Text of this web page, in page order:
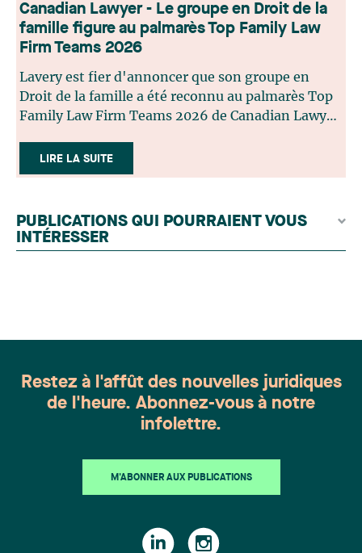
Canadian Lawyer - Le groupe en Droit de la
famille figure au palmarès Top Family Law
Firm Teams 2026
Lavery est fier d'annoncer que son groupe en
Droit de la famille a été reconnu au palmarès Top
Family Law Firm Teams 2026 de Canadian Lawyer.
sélection rigoureux, fondé sur des nominations
issues du lectorat, d'associations juridiques et de
par un jury indépendant composé de praticiens
chevronnés en droit de la famille provenant de
l'ensemble du Canada. Cette distinction
LIRE LA SUITE
PUBLICATIONS QUI POURRAIENT VOUS
INTÉRESSER
Restez à l'affût des nouvelles juridiques
de l'heure. Abonnez-vous à notre
infolettre.
M'ABONNER AUX PUBLICATIONS